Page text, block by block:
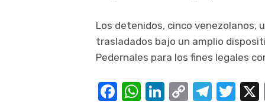
Los detenidos, cinco venezolanos,
trasladados bajo un amplio
Pedernales para los fines legales
Facebook
WhatsApp
LinkedIn
Copy